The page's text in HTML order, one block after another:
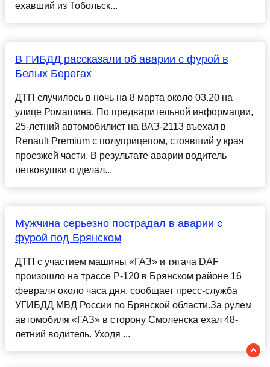
ехавший из Тобольск...
В ГИБДД рассказали об аварии с фурой в
Белых Берегах
ДТП случилось в ночь на 8 марта около 03.20 на
улице Ромашина. По предварительной информации,
25-летний автомобилист на ВАЗ-2113 въехал в
Renault Premium с полуприцепом, стоявший у края
проезжей части. В результате аварии водитель
легковушки отделал...
Мужчина серьезно пострадал в аварии с
фурой под Брянском
ДТП с участием машины «ГАЗ» и тягача DAF
произошло на трассе Р-120 в Брянском районе 16
февраля около часа дня, сообщает пресс-служба
УГИБДД МВД России по Брянской области.За рулем
автомобиля «ГАЗ» в сторону Смоленска ехал 48-
летний водитель. Уходя ...